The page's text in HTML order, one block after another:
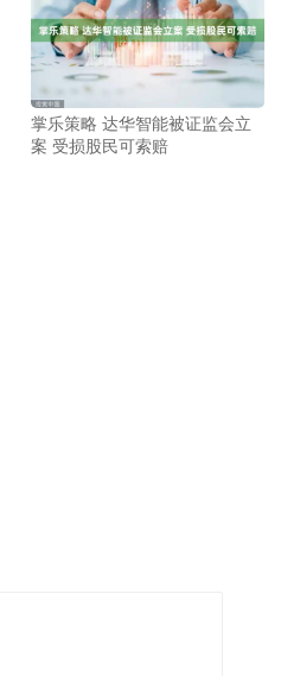
掌乐策略 达华智能被证监会立
案 受损股民可索赔